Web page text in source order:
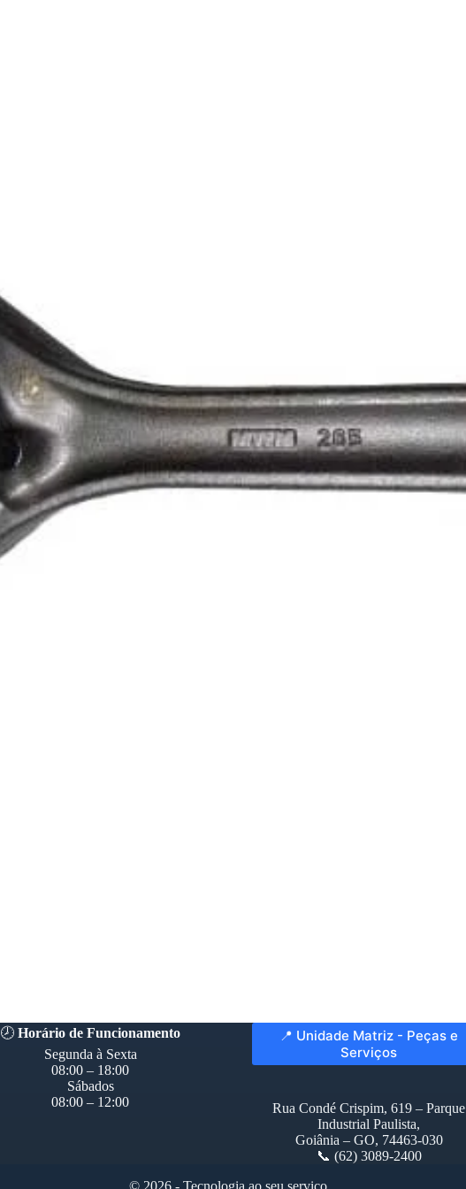
🕗Horário de Funcionamento
Segunda à Sexta
08:00 – 18:00
Sábados
08:00 – 12:00
📍 Unidade Matriz - Peças e
Serviços
Rua Condé Crispim, 619 – Parque
Industrial Paulista,
Goiânia – GO, 74463-030
📞 (62) 3089-2400
© 2026 - Tecnologia ao seu serviço.